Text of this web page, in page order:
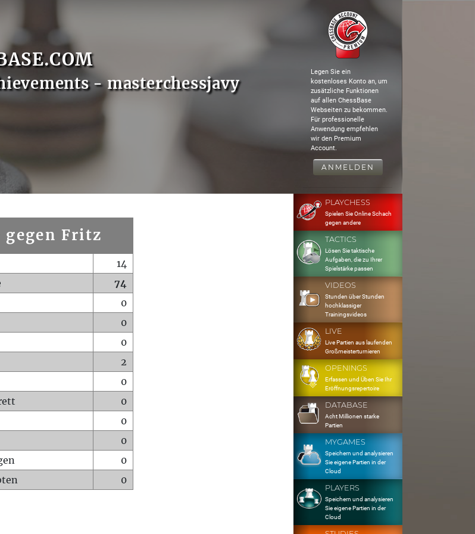
- masterchessjavy
Legen Sie ein
kostenloses Konto an, um
zusätzliche Funktionen
auf allen ChessBase
Webseiten zu bekommen.
Für professionelle
Anwendung empfehlen
wir den Premium
Account.
ANMELDEN
gegen Fritz
14
74
0
0
0
2
0
0
0
0
0
0
PLAYCHESS
Spielen Sie Online Schach
gegen andere
TACTICS
Lösen Sie taktische
Aufgaben, die zu Ihrer
Spielstärke passen
VIDEOS
Stunden über Stunden
hochklassiger
Trainingsvideos
LIVE
Live Partien aus laufenden
Großmeisterturnieren
OPENINGS
Erfassen und Üben Sie Ihr
Eröffnungsrepertoire
DATABASE
Acht Millionen starke
Partien
MYGAMES
Speichern und analysieren
Sie eigene Partien in der
Cloud
PLAYERS
Speichern und analysieren
Sie eigene Partien in der
Cloud